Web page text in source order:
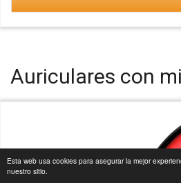
Esta web usa cookies para asegurar la mejor
nuestro sitio.
Auriculares con